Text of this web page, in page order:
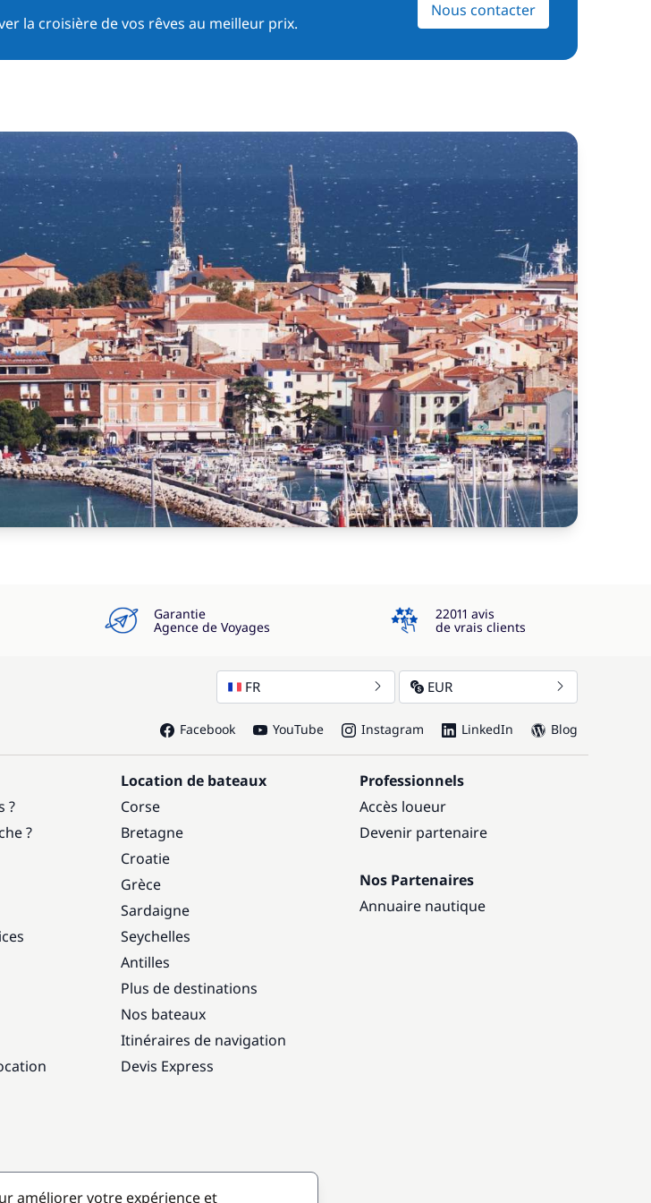
la croisière de vos rêves au meilleur prix.
Nous contacter
Garantie
Agence de Voyages
4.3
22011 avis
de vrais clients
FR EUR
Facebook YouTube Instagram LinkedIn Blog
?
?
Location de bateaux
Corse
Bretagne
Croatie
Grèce
Sardaigne
Seychelles
Antilles
Plus de destinations
Nos bateaux
Itinéraires de navigation
Devis Express
Professionnels
Accès loueur
Devenir partenaire
Nos Partenaires
Annuaire nautique
améliorer votre expérience et